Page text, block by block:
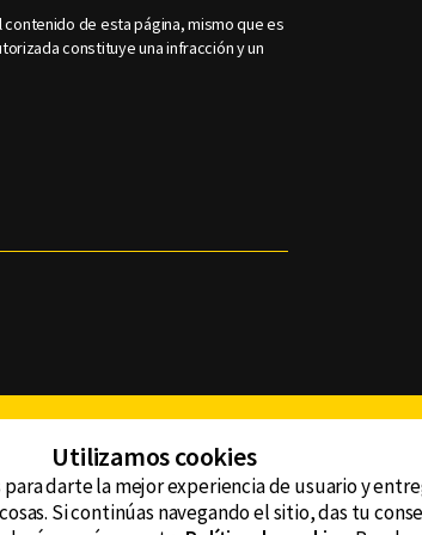
de esta página, mismo que es
constituye una infracción y un
CONTACTO
Utilizamos cookies
darte la mejor experiencia de usuario y
Si continúas navegando el sitio, das tu